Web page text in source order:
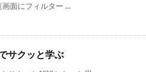
面にフィルター ...
サクッと学ぶ